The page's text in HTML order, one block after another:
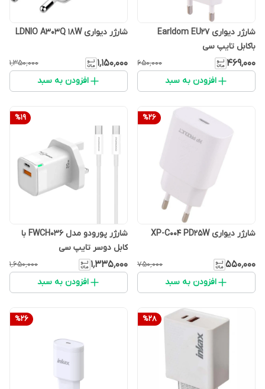
شارژر دیواری Earldom EU27
باکابل تایپ سی
۴۶۹٬۰۰۰ ۶۵۰٬۰۰۰
افزودن به سبد
شارژر دیواری LDNIO A303Q 18W
۱٬۱۵۰٬۰۰۰ ۱٬۳۵۰٬۰۰۰
افزودن به سبد
%26
شارژر دیواری XP-C004 PD25W
۵۵۰٬۰۰۰ ۷۵۰٬۰۰۰
افزودن به سبد
%19
شارژر پورودو مدل FWCH036 با
کابل دوسر تایپ سی
۱٬۳۳۵٬۰۰۰ ۱٬۶۵۰٬۰۰۰
افزودن به سبد
%28
%26